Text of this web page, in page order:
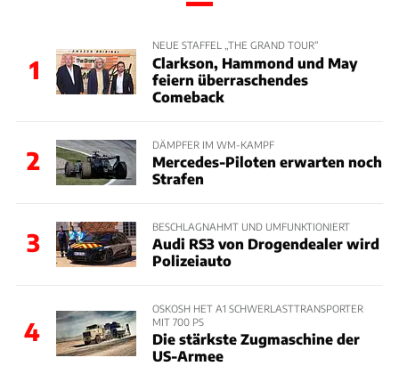
1
NEUE STAFFEL „THE GRAND TOUR“
Clarkson, Hammond und May
feiern überraschendes
Comeback
2
DÄMPFER IM WM-KAMPF
Mercedes-Piloten erwarten noch
Strafen
3
BESCHLAGNAHMT UND UMFUNKTIONIERT
Audi RS3 von Drogendealer wird
Polizeiauto
4
OSKOSH HET A1 SCHWERLASTTRANSPORTER
MIT 700 PS
Die stärkste Zugmaschine der
US-Armee